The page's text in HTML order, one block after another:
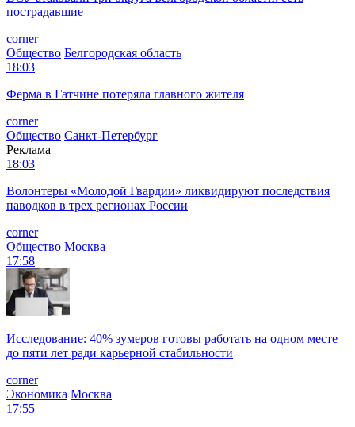
пострадавшие
corner
Общество Белгородская область
18:03
Ферма в Гатчине потеряла главного жителя
corner
Общество Санкт-Петербург
Реклама
18:03
Волонтеры «Молодой Гвардии» ликвидируют последствия
паводков в трех регионах России
corner
Общество Москва
17:58
Исследование: 40% зумеров готовы работать на одном месте
до пяти лет ради карьерной стабильности
corner
Экономика Москва
17:55